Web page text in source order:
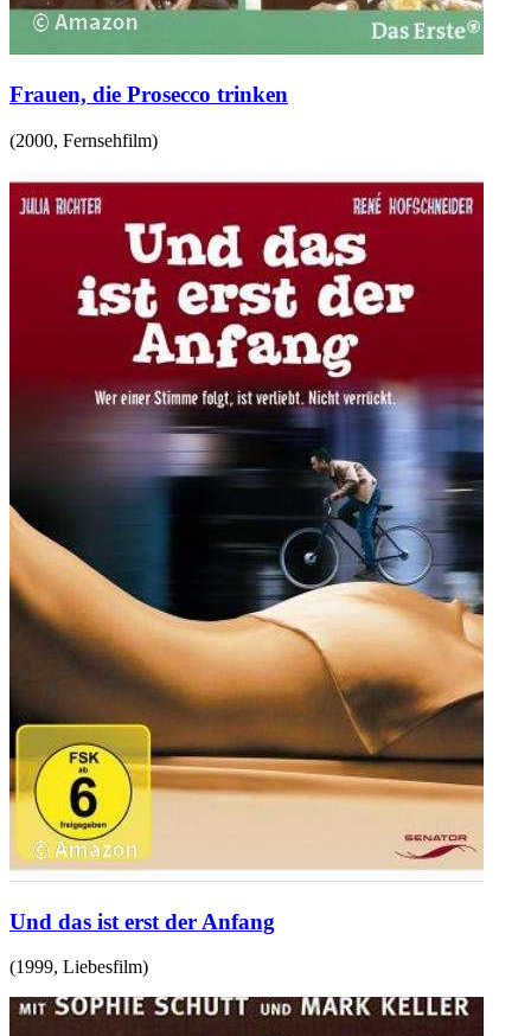
Frauen, die Prosecco trinken
(2000, Fernsehfilm)
Und das ist erst der Anfang
(1999, Liebesfilm)